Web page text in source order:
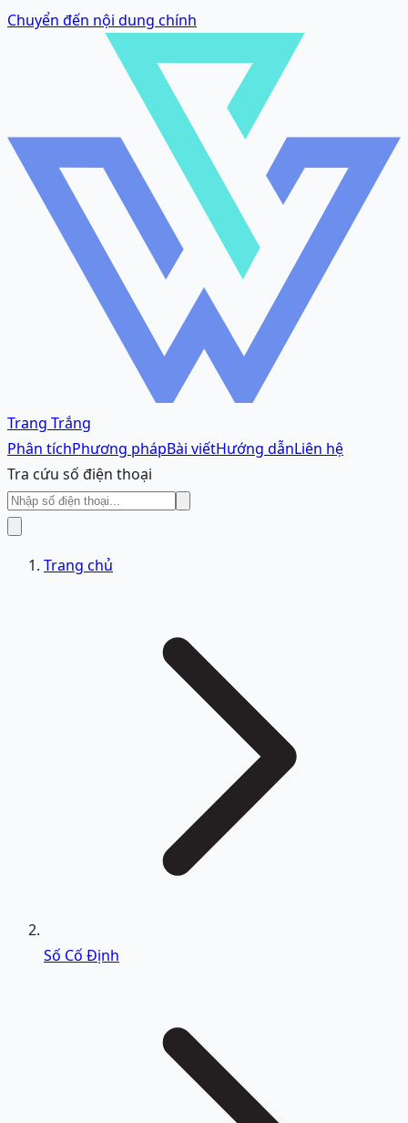
Chuyển đến nội dung chính
Trang Trắng
Phân tíchPhương phápBài viếtHướng dẫnLiên hệ
Tra cứu số điện thoại
Trang chủ
Số Cố Định